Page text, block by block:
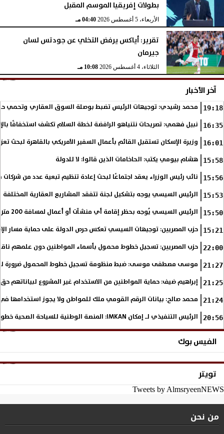
بطولات إفريقيا الموسم المقبل
الأربعاء، 5 أغسطس 2026 04:40 مـ
تقرير: أياكس يرفض التخلي عن جودتس لسان
جيرمان
الثلاثاء، 4 أغسطس 2026 10:08 مـ
آخر الأخبار
19:18 محمد رشيدي: توجيهات الرئيس تضبط بوصلة السوق العقاري وتحمي
16:35 نبيل فهمي: تصريحات نتنياهو الرافضة لخطة السلام تكشف استخفافًا
16:01 وزيرة الإسكان تستقبل القائم بأعمال السفير الأمريكي بالقاهرة لبحث
15:58 هشام بيومي يكتب: الحاخامات الذين قالوا: لا للدولة
15:56 نائب رئيس الوزراء يعقد اجتماعًا لبحث إعادة تنظيم تبعية عدد من شركات
15:53 الرئيس السيسي يوجه بتشكيل لجنة تتفقد المشاريع العقارية المختلفة ‎بالمحافظات لضمان تسليم الوحدات دون تأخير
15:50 الرئيس السيسي يُوجه بحظر إقامة أي منشآت أو أعمال لمسافة 200 متر من خط الشاطئ
15:21 حزب المصريين: توجيهات السيسي تعكس حرص الدولة على حماية مسار
22:00 حزب المصريين: تسجيل خطوط محمول بأسماء المواطنين دون علمهم
21:27 موسى مصطفى موسى: ضبط منظومة تسجيل خطوط المحمول ضرورة لحماية
21:25 إبراهيم ضيف: حماية المواطنين من الاستخدام غير المشروع لبياناتهم
21:24 محمد صالح: بيانات الرقم القومي ملك للمواطن ولا يجوز
20:56 الرئيس التنفيذي لـ إمكان IMKAN: المنصة الوطنية للسياحة الصحية خطوة استراتيجية لتعزيز مكانة مصر على خريطة...
الفيس بوك
تويتر
Tweets by AlmsryeenNEWS
من نحن